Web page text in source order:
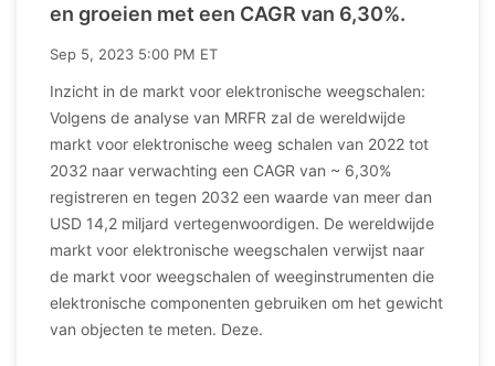
en groeien met een CAGR van 6,30%.
Sep 5, 2023 5:00 PM ET
Inzicht in de markt voor elektronische weegschalen:
Volgens de analyse van MRFR zal de wereldwijde
markt voor elektronische weeg schalen van 2022 tot
2032 naar verwachting een CAGR van ~ 6,30%
registreren en tegen 2032 een waarde van meer dan
USD 14,2 miljard vertegenwoordigen. De wereldwijde
markt voor elektronische weegschalen verwijst naar
de markt voor weegschalen of weeginstrumenten die
elektronische componenten gebruiken om het gewicht
van objecten te meten. Deze.